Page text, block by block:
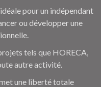
pour un indépendant
ou développer une
tels que HORECA,
autre activité.
une liberté totale